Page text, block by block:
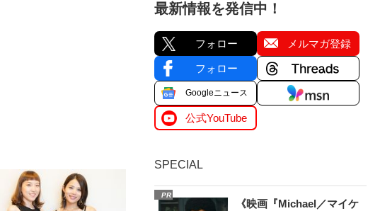
最新情報を発信中！
フォロー メルマガ登録
フォロー
Googleニュース
公式YouTube
SPECIAL
PR
《映画『Michael／マイケ